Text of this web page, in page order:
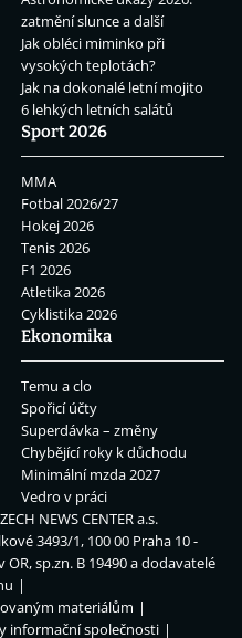
zatmění slunce a další
Jak obléci miminko při
vysokých teplotách?
Jak na dokonalé letní mojito
6 lehkých letních salátů
Sport 2026
MMA
Fotbal 2026/27
Hokej 2026
Tenis 2026
F1 2026
Atletika 2026
Cyklistika 2026
Ekonomika
Temu a clo
Spořicí účty
Superdávka – změny
Chybějící roky k důchodu
Minimální mzda 2027
Vedro v práci
NEWS CENTER a.s.
3493/1, 100 00 Praha 10 -
OR, sp.zn. B 19490 a dodavatelé
materiálům
informační společnosti